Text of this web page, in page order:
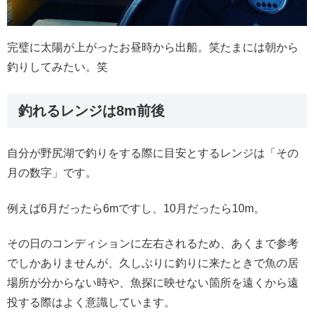
完璧に太陽が上がったお昼時から出船。笑たまには朝から
釣りしてみたい。笑
釣れるレンジは8m前後
自分が野尻湖で釣りをする際に目安とするレンジは「その
月の数字」です。
例えば6月だったら6mですし、10月だったら10m。
その日のコンディションに左右されるため、あくまで参考
でしかありませんが、久しぶりに釣りに来たときで魚の居
場所が分からない時や、魚探に映せない箇所を遠くから遠
投する際はよく意識しています。